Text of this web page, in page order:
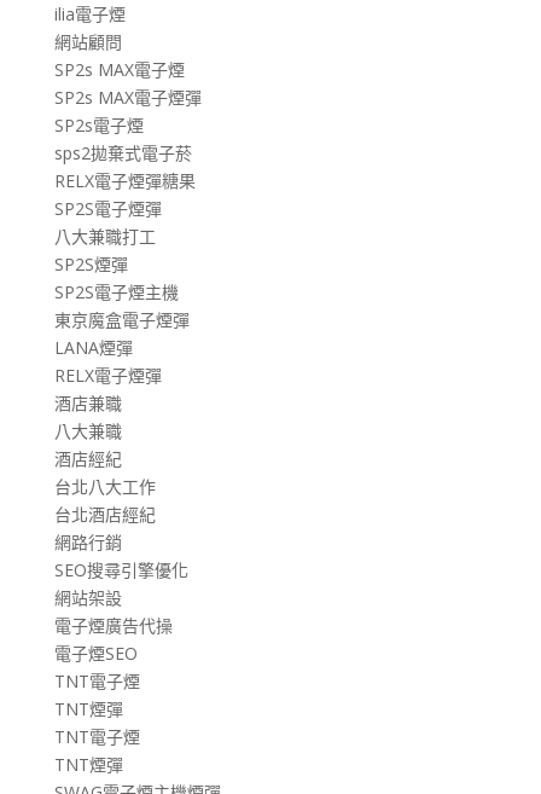
ilia電子煙
網站顧問
SP2s MAX電子煙
SP2s MAX電子煙彈
SP2s電子煙
sps2拋棄式電子菸
RELX電子煙彈糖果
SP2S電子煙彈
八大兼職打工
SP2S煙彈
SP2S電子煙主機
東京魔盒電子煙彈
LANA煙彈
RELX電子煙彈
酒店兼職
八大兼職
酒店經紀
台北八大工作
台北酒店經紀
網路行銷
SEO搜尋引擎優化
網站架設
電子煙廣告代操
電子煙SEO
TNT電子煙
TNT煙彈
TNT電子煙
TNT煙彈